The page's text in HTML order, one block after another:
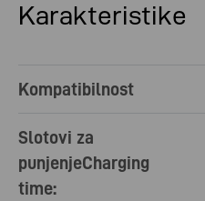
Karakteristike
Kompatibilnost
Slotovi za
punjenjeCharging
time: